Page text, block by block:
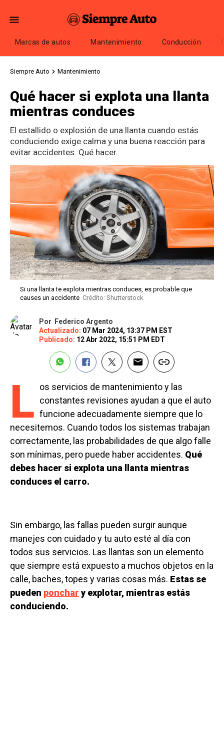
Marcas de autos Mantenimiento Conducción
Siempre Auto Mantenimiento
Qué hacer si explota una llanta
mientras conduces
El estallido o explosión de una llanta cuando estás
conduciendo exige calma y una buena reacción para
evitar accidentes. Qué hacer.
Si una llanta te explota mientras conduces, es probable que
causes un accidente Crédito: Shutterstock
Por
Federico Argento
Actualizado: 07 Mar 2024, 13:37 PM EST
Publicado: 12 Abr 2022, 15:51 PM EDT
L os servicios de mantenimiento y las
constantes revisiones ayudan a que el auto
funcione adecuadamente siempre que lo
necesitemos. Cuando todos los sistemas trabajan
correctamente, las probabilidades de que algo falle
son mínimas, pero puede haber accidentes. Qué
debes hacer si explota una llanta mientras
conduces el carro.
Sin embargo, las fallas pueden surgir aunque
manejes con cuidado y tu auto esté al día con
todos sus servicios. Las llantas son un elemento
que siempre está expuesto a muchos objetos en la
calle, baches, topes y varias cosas más. Estas se
pueden ponchar y explotar, mientras estás
conduciendo.